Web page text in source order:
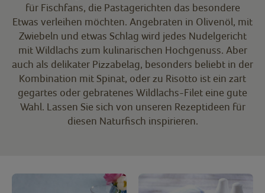
für Fischfans, die Pastagerichten das besondere
Etwas verleihen möchten. Angebraten in Olivenöl, mit
Zwiebeln und etwas Schlag wird jedes Nudelgericht
mit Wildlachs zum kulinarischen Hochgenuss. Aber
auch als delikater Pizzabelag, besonders beliebt in der
Kombination mit Spinat, oder zu Risotto ist ein zart
gegartes oder gebratenes Wildlachs-Filet eine gute
Wahl. Lassen Sie sich von unseren Rezeptideen für
diesen Naturfisch inspirieren.